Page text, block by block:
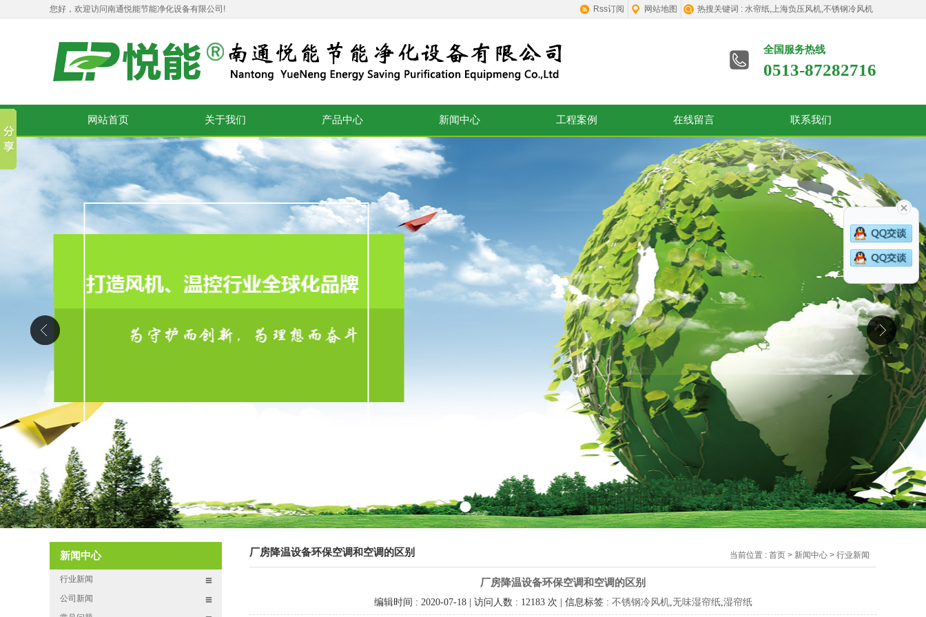
您好，欢迎访问南通悦能节能净化设备有限公司! Rss订阅 网站地图 热搜关键词 : 水帘纸,上海负压风机,不锈钢冷风机
全国服务热线
0513-87282716
网站首页 关于我们 产品中心 新闻中心 工程案例 在线留言 联系我们
新闻中心
行业新闻
公司新闻
厂房降温设备环保空调和空调的区别 当前位置 : 首页 > 新闻中心 > 行业新闻
厂房降温设备环保空调和空调的区别
编辑时间 : 2020-07-18 | 访问人数 : 12183 次 | 信息标签 : 不锈钢冷风机,无味湿帘纸,湿帘纸